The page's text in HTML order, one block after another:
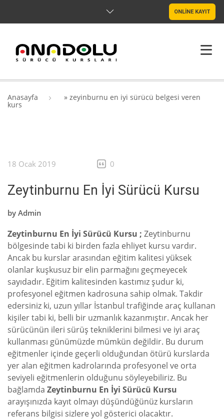
ONLİNE KAYIT
SRC & PSIKOTEKNIK
Anasayfa » zeyinburnu en iyi sürücü belgesi veren
kurs
18 Ocak 2019 0
Zeytinburnu En İyi Sürücü Kursu
by Admin
Zeytinburnu En İyi Sürücü Kursu ; Zeytinburnu
bölgesinde tabi ki birden fazla ehliyet kursu vardır.
Ancak bu kurslar arasından eğitim kalitesi yüksek
olanlar kuşkusuz bir elin parmağını geçmeyecek
sayıdadır. Eğitim kalitesinden kastımız şudur ki,
profesyonel eğitmen kadrosuna sahip olmak. Takdir
edersiniz ki, uzun yıllar İstanbul trafiğinde araç kullanan
kişiler tabi ki, belli bir uzmanlık kazanmıştır. Ancak her
sürücünün ileri sürüş tekniklerini bilmesi ve iyi araç
kullanması günümüzde mümkün değildir. Bu durum
eğitmenler içinde geçerli olduğundan ötürü kurslarda
yer alan eğitmen kadrolarında profesyonel ve orta
seviyeli eğitmenlerin olduğunu söyleyebiliriz. Bu
bağlamda Zeytinburnu En İyi Sürücü Kursu
arayışınızda kayıt olmayı düşündüğünüz kursların
referans bilgisi sizlere yol gösterici olacaktır.